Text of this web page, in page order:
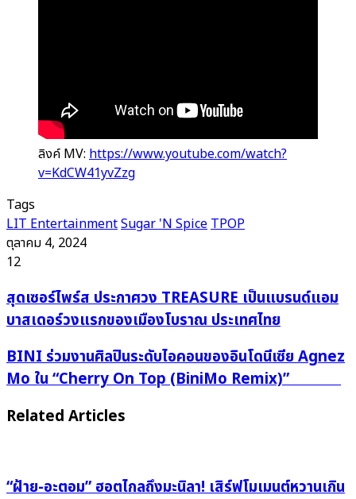
ลิงค์ MV: https://www.youtube.com/watch?
v=KdCW41yvZzg
Tags
LIT EntertainmentSugar 'N SpiceTPOP
ตุลาคม 4, 2024
12
สุด
เซ
ไพร์
ส
ประกาศ
วง
รนด์
สุดเซอร์ไพร์ส ประกาศวง TREASURE เป็นแบรนด์แอม
บาสเดอร์วงแรกของเมืองโบราณ ประเทศไทย
BINI ร่วม
งาน
ระดับ
Mo ใน “Cherry
BINI ร่วมงานศิลปินระดับไอคอนของอินโดนีเซีย Agnez
Mo ใน “Cherry On Top (BiniMo Remix)”
Related Articles
“ฝ้าย-อะตอม” ฮอตไกลถึงมะนิลา! เสิร์ฟโมเมนต์หวานเกิน